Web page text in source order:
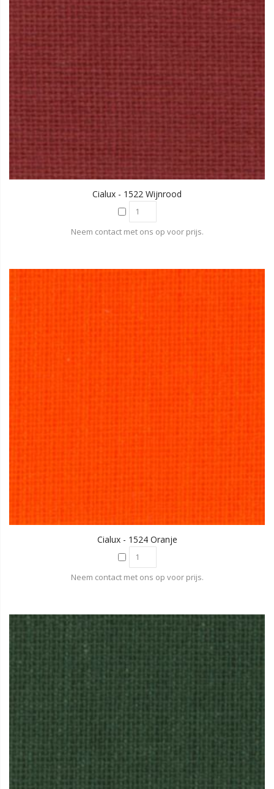
Cialux - 1522 Wijnrood
Neem contact met ons op voor prijs.
Cialux - 1524 Oranje
Neem contact met ons op voor prijs.